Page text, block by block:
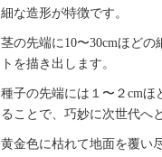
細な造形が特徴です。
茎の先端に10〜30cmほど
トを描き出します。
種子の先端には１〜２cm
ることで、巧妙に次世代へ
黄金色に枯れて地面を覆い